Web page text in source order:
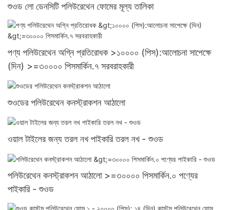
শুওড লো ডেনসিটি পলিউরেথেন ফোমের মূল্য তালিকা
পণ্য পলিউরেথেন অগ্নি প্রতিরোধক >১০০০০ (পিস):আলোচনা সাপেক্ষে
(দিন) >=৩০০০০ পিসমার্কিন.৭ সরবরাহকারী
শুওডের পলিউরেথেন কনস্ট্রাকশন আঠালো
ওয়াল টাইলের জন্য তরল নখ পাইকারি তরল নখ - শুওড
পলিউরেথেন কনস্ট্রাকশন আঠালো >=৩০০০০ পিসমার্কিন.০ পণ্যের
পাইকারি - শুওড